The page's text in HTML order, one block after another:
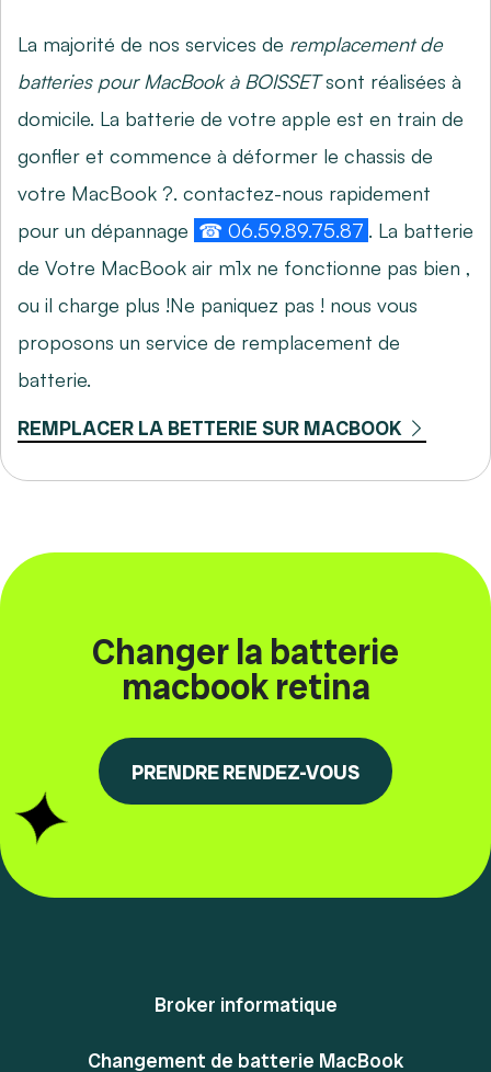
La majorité de nos services de remplacement de
batteries pour MacBook à BOISSETsont réalisées à
domicile. La batterie de votre apple est en train de
gonfler et commence à déformer le chassis de
votre MacBook ?. contactez-nous rapidement
pour un dépannage ☎ 06.59.89.75.87 . La batterie
de Votre MacBook air m1x ne fonctionne pas bien ,
ou il charge plus !Ne paniquez pas ! nous vous
proposons un service de remplacement de
batterie.
REMPLACER LA BETTERIE SUR MACBOOK
Changer la batterie
macbook retina
PRENDRE RENDEZ-VOUS
Broker informatique
Changement de batterie MacBook